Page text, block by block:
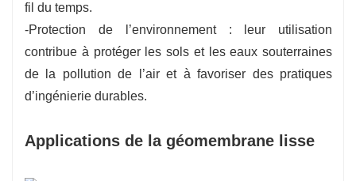
fil du temps.
-Protection de l’environnement : leur utilisation
contribue à protéger les sols et les eaux souterraines
de la pollution de l’air et à favoriser des pratiques
d’ingénierie durables.
Applications de la géomembrane lisse